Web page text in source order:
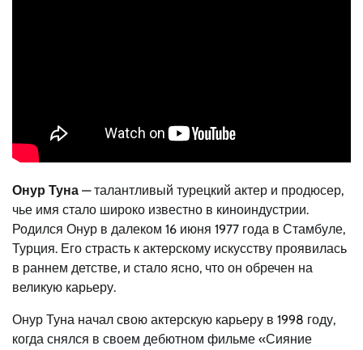
Онур Туна — талантливый турецкий актер и продюсер,
чье имя стало широко известно в киноиндустрии.
Родился Онур в далеком 16 июня 1977 года в Стамбуле,
Турция. Его страсть к актерскому искусству проявилась
в раннем детстве, и стало ясно, что он обречен на
великую карьеру.
Онур Туна начал свою актерскую карьеру в 1998 году,
когда снялся в своем дебютном фильме «Сияние